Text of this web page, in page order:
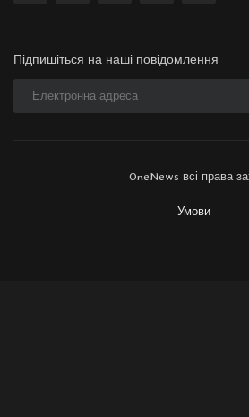
Підпишіться на наші повідомлення
OneNews всі права
Умови